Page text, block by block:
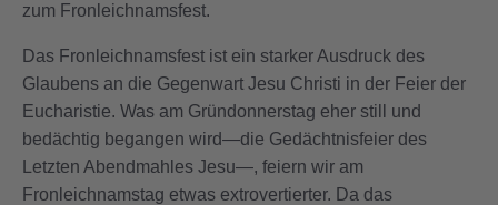
zum Fronleichnamsfest.
Das Fronleichnamsfest ist ein starker Ausdruck des
Glaubens an die Gegenwart Jesu Christi in der Feier der
Eucharistie. Was am Gründonnerstag eher still und
bedächtig begangen wird—die Gedächtnisfeier des
Letzten Abendmahles Jesu—, feiern wir am
Fronleichnamstag etwas extrovertierter. Da das